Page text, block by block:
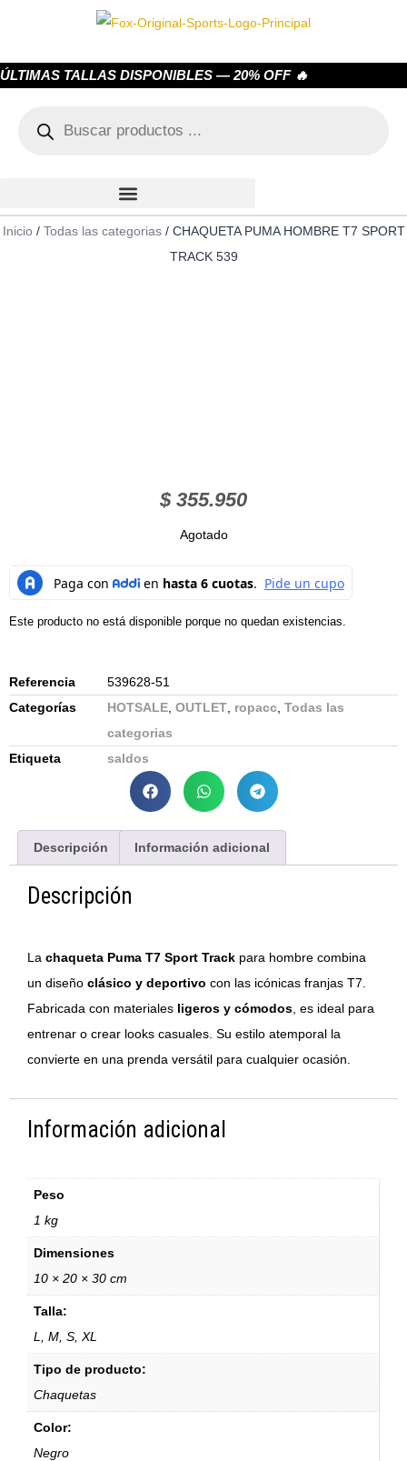
ÚLTIMAS TALLAS DISPONIBLES — 20% OFF 🔥
Inicio/ Todas las categorias/ CHAQUETA PUMA HOMBRE T7 SPORT
TRACK 539
$355.950
Agotado
Este producto no está disponible porque no quedan existencias.
Referencia
539628-51
Categorías
HOTSALE, OUTLET, ropacc, Todas las
categorias
Etiqueta
saldos
Descripción Información adicional
Descripción
La chaqueta Puma T7 Sport Track para hombre combina
un diseño clásico y deportivo con las icónicas franjas T7.
Fabricada con materiales ligeros y cómodos , es ideal para
entrenar o crear looks casuales. Su estilo atemporal la
convierte en una prenda versátil para cualquier ocasión.
Información adicional
Peso
1 kg
Dimensiones
10 × 20 × 30 cm
Talla:
L, M, S, XL
Tipo de producto:
Chaquetas
Color:
Negro